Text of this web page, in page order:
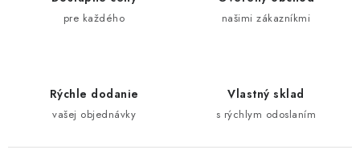
pre každého našimi zákazníkmi
Rýchle dodanie
vašej objednávky
Vlastný sklad
s rýchlym odoslaním